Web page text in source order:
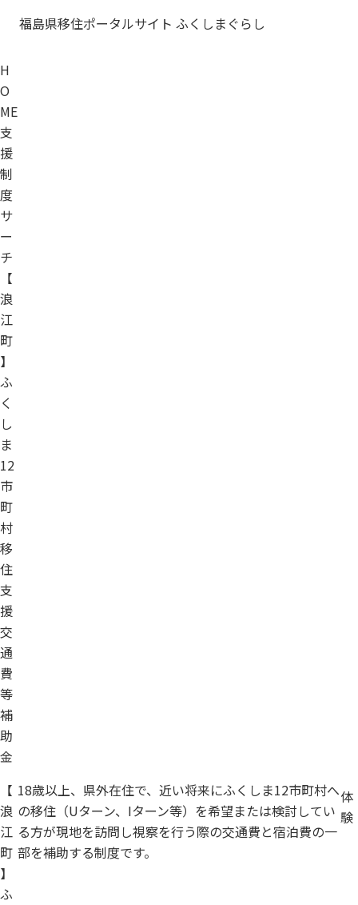
福島県移住ポータルサイト ふくしまぐらし
H
O
ME
支
援
制
度
サ
ー
チ
【
浪
江
町
】
ふ
く
し
ま
12
市
町
村
移
住
支
援
交
通
費
等
補
助
金
【
浪
江
町
】
ふ
18歳以上、県外在住で、近い将来にふくしま12市町村へ
の移住（Uターン、Iターン等）を希望または検討してい
る方が現地を訪問し視察を行う際の交通費と宿泊費の一
部を補助する制度です。
体
験